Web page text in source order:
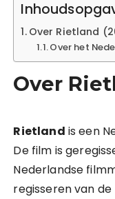
Over Rietland
Over het
Over
Rietland is een
De film is
Nederlandse
regisseren van